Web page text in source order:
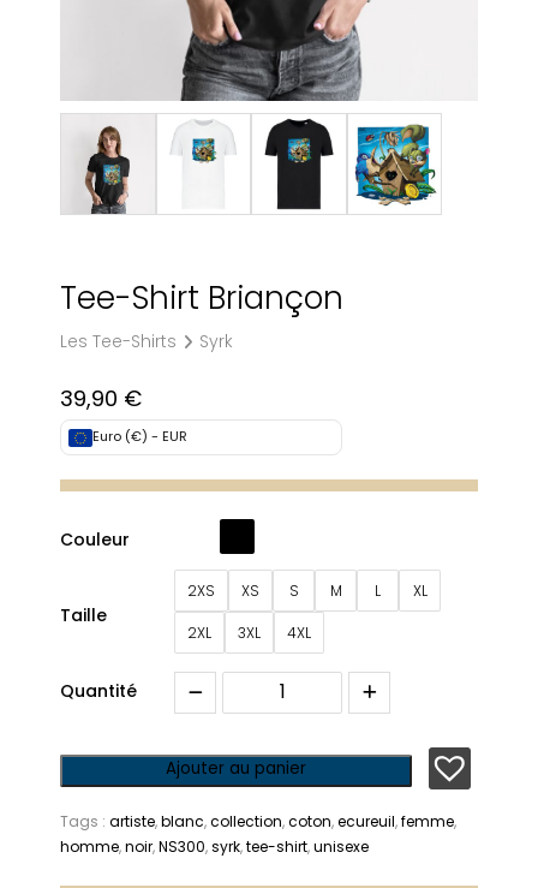
Tee-Shirt Briançon
Les Tee-Shirts Syrk
39,90 €
Euro (€) - EUR
Couleur
Taille
2XS XS S M L
XL
2XL
3XL 4XL
Quantité
Ajouter au panier
Tags : artiste,blanc,collection,coton,ecureuil,femme,
homme,noir,NS300,syrk,tee-shirt,unisexe